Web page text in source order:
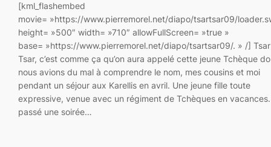
[kml_flashembed
movie= »https://www.pierremorel.net/diapo/tsartsar09/
height= »500″ width= »710″ allowFullScreen= »true »
base= »https://www.pierremorel.net/diapo/tsartsar09/. » /] Tsar
Tsar, c’est comme ça qu’on aura appelé cette jeune Tchèque
nous avions du mal à comprendre le nom, mes cousins et moi
pendant un séjour aux Karellis en avril. Une jeune fille toute
expressive, venue avec un régiment de Tchèques en vacances.
passé une soirée…